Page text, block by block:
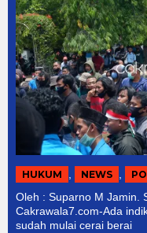
HUKUM , NEWS ,
Oleh : Suparno M Jamin.
Cakrawala7.com-Ada
sudah mulai cerai berai